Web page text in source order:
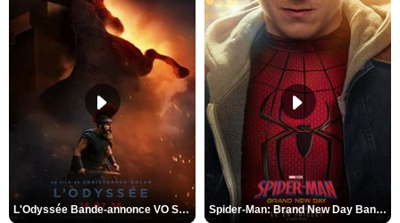
L'Odyssée Bande-annonce VO STFR Spider-Man: Brand New Day Bande-annonce VO STFR